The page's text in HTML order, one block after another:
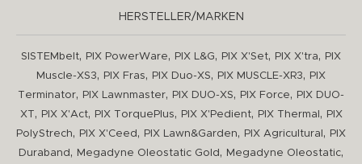
HERSTELLER/MARKEN
SISTEMbelt, PIX PowerWare, PIX L&G, PIX X'Set, PIX X'tra,
PIX
Muscle-XS3, PIX Fras, PIX Duo-XS, PIX MUSCLE-XR3,
PIX
Terminator, PIX Lawnmaster, PIX DUO-XS, PIX Force,
PIX DUO-
XT
, PIX X'Act, PIX TorquePlus, PIX X'Pedient, PIX Thermal ,
PIX
PolyStrech, PIX X'Ceed , PIX Lawn&Garden, PIX Agricultural ,
PIX
Duraband , Megadyne Oleostatic Gold , Megadyne Oleostatic,